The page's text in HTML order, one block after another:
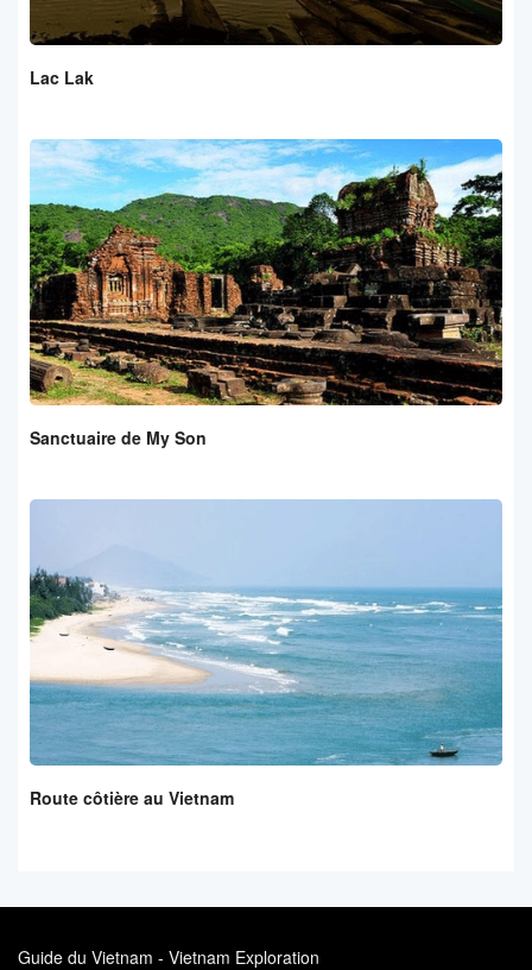
Lac Lak
Sanctuaire de My Son
Route côtière au Vietnam
Guide du Vietnam - Vietnam Exploration